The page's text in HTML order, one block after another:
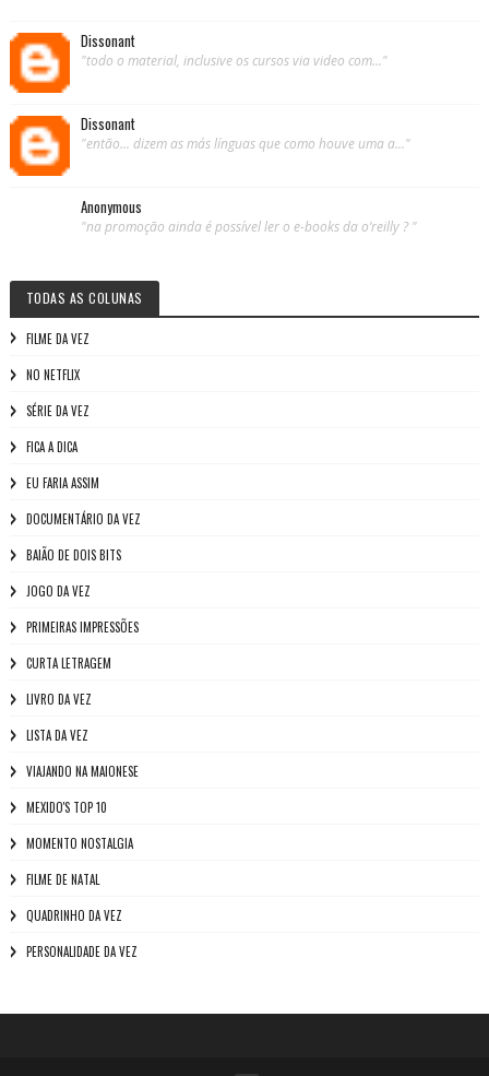
Dissonant
"todo o material, inclusive os cursos via video com..."
Dissonant
"então... dizem as más línguas que como houve uma a..."
Anonymous
"na promoção ainda é possível ler o e-books da o’reilly ? "
TODAS AS COLUNAS
FILME DA VEZ
NO NETFLIX
SÉRIE DA VEZ
FICA A DICA
EU FARIA ASSIM
DOCUMENTÁRIO DA VEZ
BAIÃO DE DOIS BITS
JOGO DA VEZ
PRIMEIRAS IMPRESSÕES
CURTA LETRAGEM
LIVRO DA VEZ
LISTA DA VEZ
VIAJANDO NA MAIONESE
MEXIDO'S TOP 10
MOMENTO NOSTALGIA
FILME DE NATAL
QUADRINHO DA VEZ
PERSONALIDADE DA VEZ